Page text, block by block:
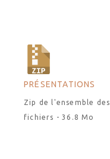
PRÉSENTATIONS
Zip de l'ensemble des
fichiers - 36.8 Mo